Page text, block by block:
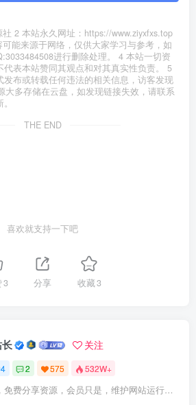
2 本站永久网址：https://www.ziyxfxs.top
能来源于网络，仅供大家学习与参考，如
进行删除处理。 4 本站一切资
表本站赞同其观点和对其真实性负责。 5
布或转载任何违法的相关信息，访客发现
大多存储在云盘，如发现链接失效，请联系
THE END
喜欢就支持一下吧
3 分享 收藏3
关注
2 575 532W+
B站up，免费分享资源，会员只是，维护网站运行，会员权利为可以支持本地下载，更多内容，敬请期待！